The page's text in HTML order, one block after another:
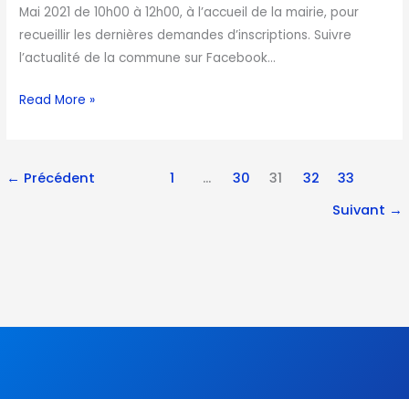
Mai 2021 de 10h00 à 12h00, à l’accueil de la mairie, pour
recueillir les dernières demandes d’inscriptions. Suivre
l’actualité de la commune sur Facebook…
Read More »
← Précédent 1 … 30 31 32
33
Suivant →